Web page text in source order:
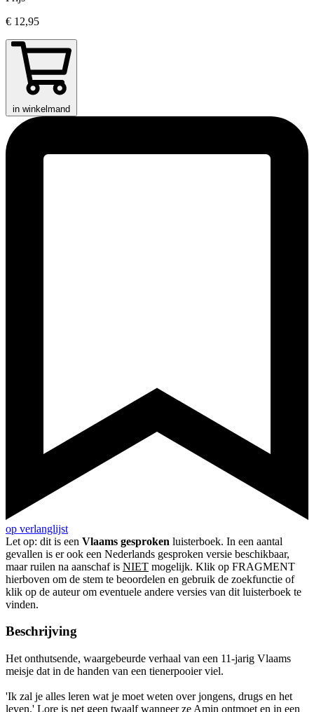
€ 12,95
in winkelmand
op verlanglijst
Let op: dit is een Vlaams gesproken luisterboek. In een aantal
gevallen is er ook een Nederlands gesproken versie beschikbaar,
maar ruilen na aanschaf is NIET mogelijk. Klik op FRAGMENT
hierboven om de stem te beoordelen en gebruik de zoekfunctie of
klik op de auteur om eventuele andere versies van dit luisterboek te
vinden.
Beschrijving
Het onthutsende, waargebeurde verhaal van een 11-jarig Vlaams
meisje dat in de handen van een tienerpooier viel.
'Ik zal je alles leren wat je moet weten over jongens, drugs en het
leven.' Lore is net geen twaalf wanneer ze Amin ontmoet en in een